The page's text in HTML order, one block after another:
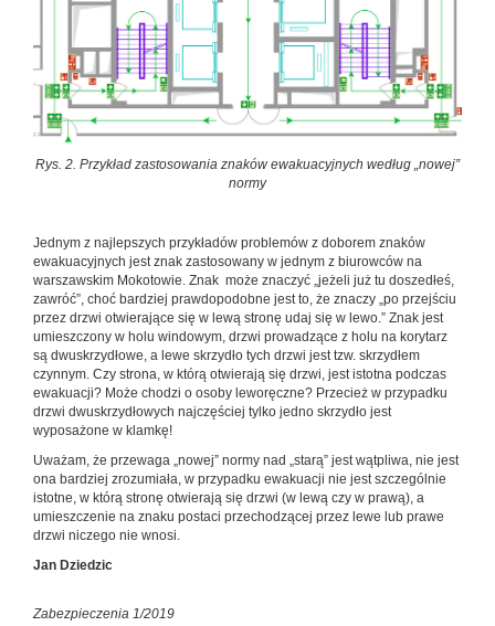
Rys. 2. Przykład zastosowania znaków ewakuacyjnych według „nowej”
normy
Jednym z najlepszych przykładów problemów z doborem znaków
ewakuacyjnych jest znak zastosowany w jednym z biurowców na
warszawskim Mokotowie. Znak może znaczyć „jeżeli już tu doszedłeś,
zawróć”, choć bardziej prawdopodobne jest to, że znaczy „po przejściu
przez drzwi otwierające się w lewą stronę udaj się w lewo.” Znak jest
umieszczony w holu windowym, drzwi prowadzące z holu na korytarz
są dwuskrzydłowe, a lewe skrzydło tych drzwi jest tzw. skrzydłem
czynnym. Czy strona, w którą otwierają się drzwi, jest istotna podczas
ewakuacji? Może chodzi o osoby leworęczne? Przecież w przypadku
drzwi dwuskrzydłowych najczęściej tylko jedno skrzydło jest
wyposażone w klamkę!
Uważam, że przewaga „nowej” normy nad „starą” jest wątpliwa, nie jest
ona bardziej zrozumiała, w przypadku ewakuacji nie jest szczególnie
istotne, w którą stronę otwierają się drzwi (w lewą czy w prawą), a
umieszczenie na znaku postaci przechodzącej przez lewe lub prawe
drzwi niczego nie wnosi.
Jan Dziedzic
Zabezpieczenia 1/2019